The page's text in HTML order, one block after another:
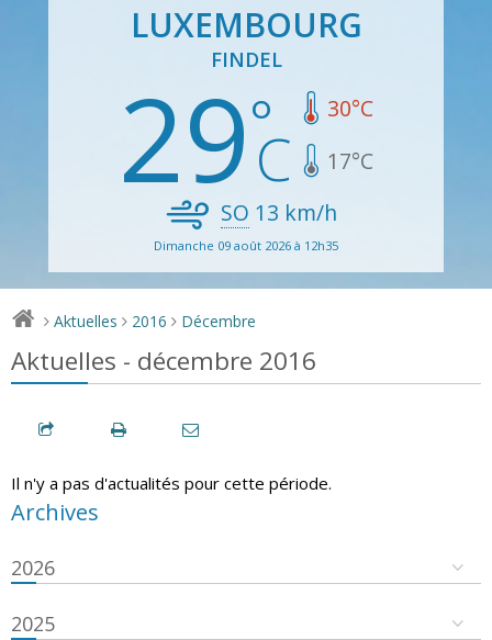
LUXEMBOURG
FINDEL
29 30°C
17°C
SO 13 km/h
Dimanche 09 août 2026 à 12h35
> Aktuelles > 2016 > Décembre
Aktuelles - décembre 2016
Il n'y a pas d'actualités pour cette période.
Archives
2026
2025